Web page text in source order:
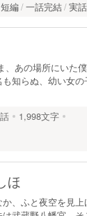
短編 一話完結 実話
あの場所にいた
も知らぬ、幼い女
1,998文字
ほ
、ふと夜空を見上